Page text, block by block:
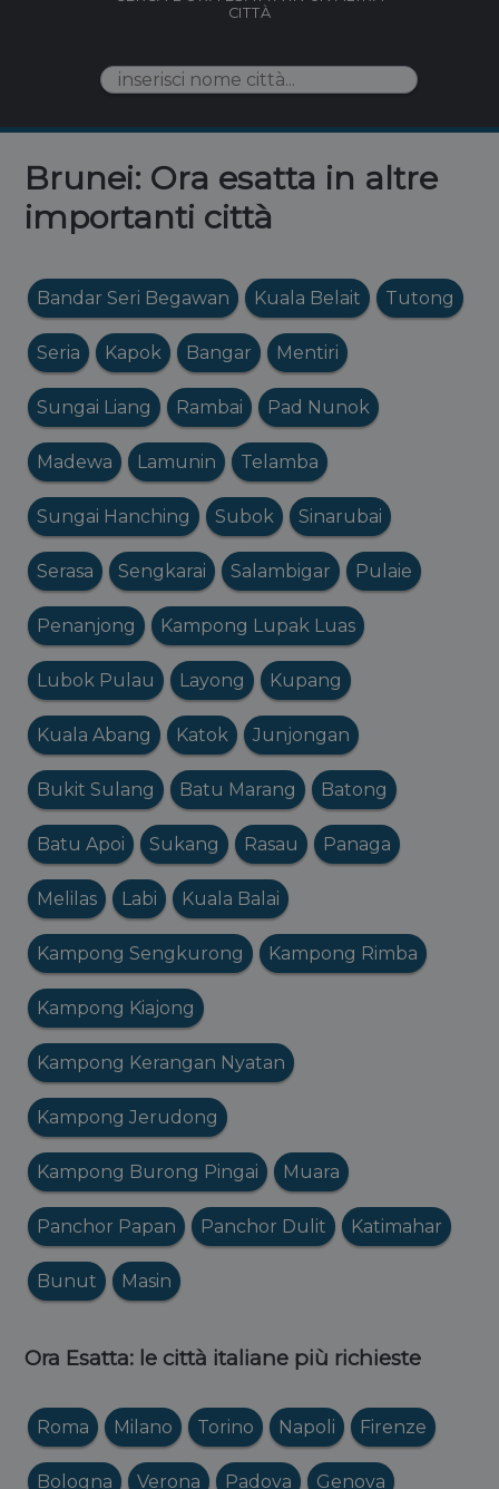
CITTÀ
Brunei: Ora esatta in altre
importanti città
Bandar Seri Begawan Kuala Belait Tutong
Seria Kapok Bangar Mentiri
Sungai Liang Rambai Pad Nunok
Madewa Lamunin Telamba
Sungai Hanching Subok Sinarubai
Serasa Sengkarai Salambigar Pulaie
Penanjong Kampong Lupak Luas
Lubok Pulau Layong Kupang
Kuala Abang Katok Junjongan
Bukit Sulang Batu Marang Batong
Batu Apoi Sukang Rasau Panaga
Melilas Labi Kuala Balai
Kampong Sengkurong Kampong Rimba
Kampong Kiajong
Kampong Kerangan Nyatan
Kampong Jerudong
Kampong Burong Pingai Muara
Panchor Papan Panchor Dulit Katimahar
Bunut Masin
Ora Esatta: le città italiane più richieste
Roma Milano Torino Napoli Firenze
Bologna Verona Padova Genova